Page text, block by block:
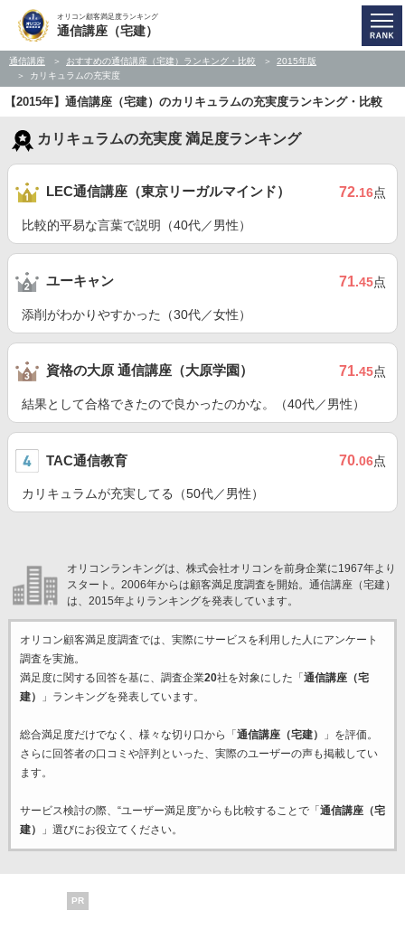
オリコン顧客満足度ランキング
通信講座（宅建）
通信講座 おすすめの通信講座（宅建）ランキング・比較
2015年版
カリキュラムの充実度
【2015年】通信講座（宅建）のカリキュラムの充実度ランキング・比較
カリキュラムの充実度 満足度ランキング
LEC通信講座（東京リーガルマインド） 72.16点
比較的平易な言葉で説明（40代／男性）
ユーキャン 71.45点
添削がわかりやすかった（30代／女性）
資格の大原 通信講座（大原学園） 71.45点
結果として合格できたので良かったのかな。（40代／男性）
TAC通信教育 70.06点
カリキュラムが充実してる（50代／男性）
オリコンランキングは、株式会社オリコンを前身企業に1967年より
スタート。2006年からは顧客満足度調査を開始。通信講座（宅建）
は、2015年よりランキングを発表しています。
オリコン顧客満足度調査では、実際にサービスを利用した 人にアンケート
調査を実施。
満足度に関する回答を基に、調査企業20社を対象にした「 通信講座（宅
建）
」ランキングを発表しています。
総合満足度だけでなく、様々な切り口から「 通信講座（宅建）
」を評価。
さらに回答者の口コミや評判といった、実際のユーザーの声も掲載してい
ます。
サービス検討の際、“ユーザー満足度”からも比較することで「 通信講座（宅
建）
」選びにお役立てください。
PR